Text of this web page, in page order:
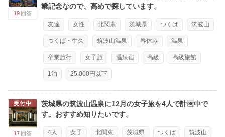
19 回答
業記念なので、高めで探しています。
友達 女性 北関東 茨城県 つくば 筑波山
つくば・牛久 筑波山温泉 春休み 温泉
卒業旅行 女子旅 温泉宿 高級 高級旅館
1泊 25,000円以下
受付中
17 回答
茨城県の筑波山温泉に12月の女子旅を4人で計画中で
す。おすすめ知りたいです。
4人 女子 北関東 茨城県 つくば 筑波山